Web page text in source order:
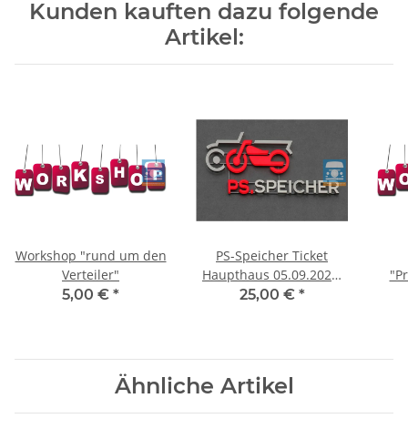
Kunden kauften dazu folgende
Artikel:
Workshop "rund um den
Verteiler"
5,00 € *
PS-Speicher Ticket
Haupthaus 05.09.2026,
11.00 Uhr
25,00 € *
Ähnliche Artikel